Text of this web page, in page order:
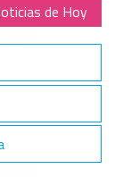
de Hoy